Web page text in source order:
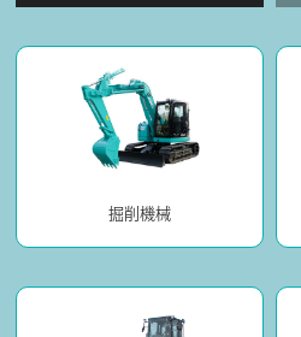
掘削機械